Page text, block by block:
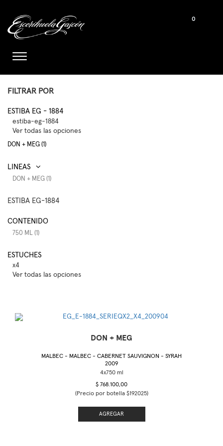
0
FILTRAR POR
ESTIBA EG - 1884
estiba-eg-1884
Ver todas las opciones
DON + MEG (1)
DON + MEG (1)
ESTIBA EG-1884
CONTENIDO
750 ML (1)
ESTUCHES
x4
Ver todas las opciones
DON + MEG
MALBEC - MALBEC - CABERNET SAUVIGNON - SYRAH
2009
$ 768.100,00
(Precio por botella $192025)
AGREGAR